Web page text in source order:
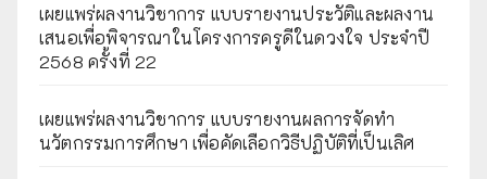
เผยแพร่ผลงานวิชาการ แบบรายงานประวัติและผลงาน
เสนอเพื่อพิจารณาในโครงการครูดีในดวงใจ ประจำปี
2568 ครั้งที่ 22
เผยแพร่ผลงานวิชาการ แบบรายงานผลการจัดทำ
นวัตกรรมการศึกษา เพื่อคัดเลือกวิธีปฏิบัติที่เป็นเลิศ